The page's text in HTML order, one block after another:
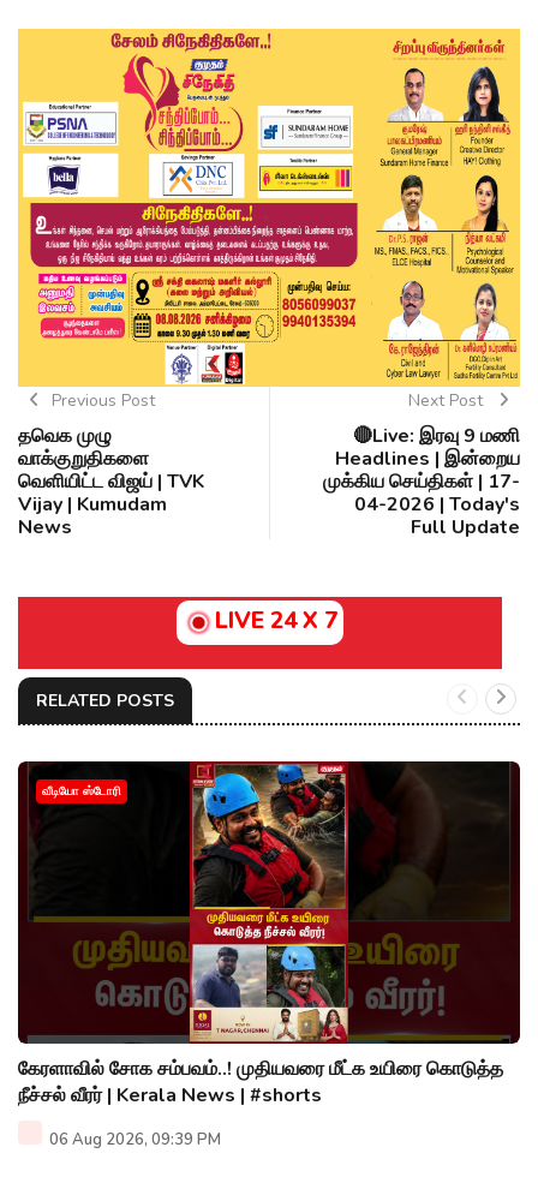
Previous Post
தவெக முழு
வாக்குறுதிகளை
வெளியிட்ட விஜய் | TVK
Vijay | Kumudam
News
Next Post
🔴Live: இரவு 9 மணி
Headlines | இன்றைய
முக்கிய செய்திகள் | 17-
04-2026 | Today's
Full Update
LIVE 24 X 7
RELATED POSTS
வீடியோ ஸ்டோரி
கேரளாவில் சோக சம்பவம்..! முதியவரை மீட்க உயிரை கொடுத்த
நீச்சல் வீரர் | Kerala News | #shorts
06 Aug 2026, 09:39 PM